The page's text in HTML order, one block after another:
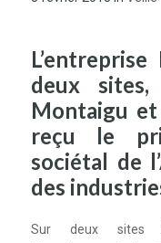
deux sites,
Montaigu et
reçu le
sociétal de
des
Sur deux sites